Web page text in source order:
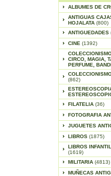
ALBUMES DE
ANTIGUAS
HOJALATA (800)
ANTIGUEDADES
CINE (1392)
CIRCO, MAGIA,
PERFUME,
(862)
FILATELIA (36)
FOTOGRAFIA
JUGUETES
LIBROS (1875)
LIBROS
(1619)
MILITARIA (4813)
MUÑECAS